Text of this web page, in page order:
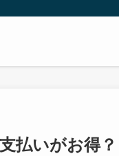
払いがお得？